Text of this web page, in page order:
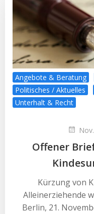
Angebote & Beratung
Politisches / Aktuelles
Unterhalt & Recht
Offener
Kürzung von
Alleinerziehende
Berlin, 21.